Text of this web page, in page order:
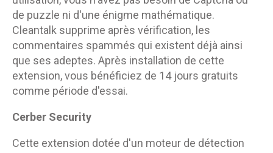
de puzzle ni d'une énigme mathématique.
Cleantalk supprime après vérification, les
commentaires spammés qui existent déjà ainsi
que ses adeptes. Après installation de cette
extension, vous bénéficiez de 14 jours gratuits
comme période d'essai.
Cerber Security
Cette extension dotée d'un moteur de détection